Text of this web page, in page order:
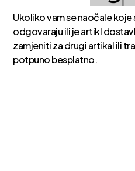
Ukoliko vam se naočale
odgovaraju ili je artikl
zamjeniti za drugi artikal ili
potpuno besplatno.